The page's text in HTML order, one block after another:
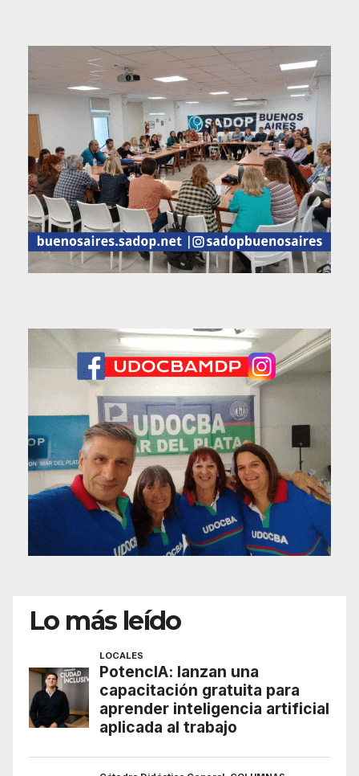
Lo más leído